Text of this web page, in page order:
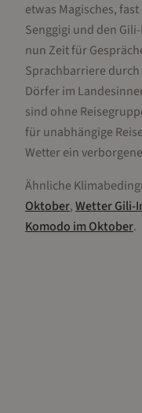
etwas Magisches,
Senggigi und den
nun Zeit für
Sprachbarriere durch
Dörfer im
sind ohne
für unabhängige
Wetter ein
Ähnliche
Oktober,WetterGili-
Komodo imOktober.